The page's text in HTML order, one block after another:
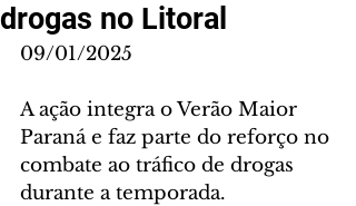
drogas no Litoral
09/01/2025
A ação integra o Verão Maior
Paraná e faz parte do reforço no
combate ao tráfico de drogas
durante a temporada.